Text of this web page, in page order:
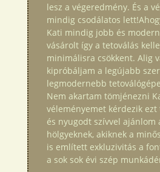
lesz a végeredmény. És a
mindig csodálatos
Kati mindig jobb és
vásárolt így a tetoválás
minimálisra csökkent. Alig
kipróbáljam a legújabb
legmodernebb
Nem akartam tömjénezni
véleményemet kérdezik
és nyugodt szívvel ajánlom
hölgyeknek, akiknek a
is említett exkluzivitás a
a sok sok évi szép